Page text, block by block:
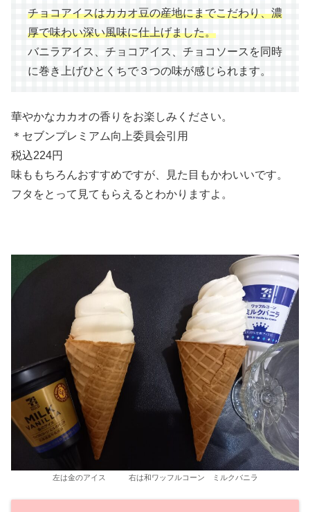
チョコアイスはカカオ豆の産地にまでこだわり、濃
厚で味わい深い風味に仕上げました。
バニラアイス、チョコアイス、チョコソースを同時
に巻き上げひとくちで３つの味が感じられます。
華やかなカカオの香りをお楽しみください。
＊セブンプレミアム向上委員会引用
税込224円
味ももちろんおすすめですが、見た目もかわいいです。
フタをとって見てもらえるとわかりますよ。
左は金のアイス 右は和ワッフルコーン ミルクバニラ